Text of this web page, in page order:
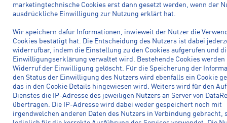
marketingtechnische Cookies erst dann gesetzt werden, wenn der
ausdrückliche Einwilligung zur Nutzung erklärt hat.
Wir speichern dafür Informationen, inwieweit der Nutzer die
Cookies bestätigt hat. Die Entscheidung des Nutzers ist dabei
widerrufbar, indem die Einstellung zu den Cookies aufgerufen und
Einwilligungserklärung verwaltet wird. Bestehende Cookies werden
Widerruf der Einwilligung gelöscht. Für die Speicherung der
den Status der Einwilligung des Nutzers wird ebenfalls ein Cookie
das in den Cookie Details hingewiesen wird. Weiters wird für den
Dienstes die IP-Adresse des jeweiligen Nutzers an Server von
übertragen. Die IP-Adresse wird dabei weder gespeichert noch mit
irgendwelchen anderen Daten des Nutzers in Verbindung gebracht,